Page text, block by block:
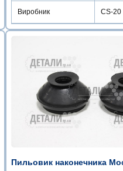
Виробник CS-20
Пильовик наконечника